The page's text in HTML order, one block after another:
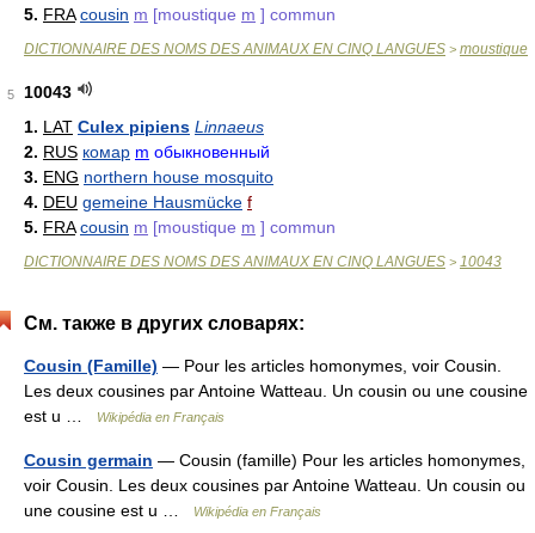
5. FRA cousin m [moustique m ] commun
DICTIONNAIRE DES NOMS DES ANIMAUX EN CINQ LANGUES > moustique
5
10043
1. LAT Culex pipiens Linnaeus
2. RUS комар m обыкновенный
3. ENG northern house mosquito
4. DEU gemeine Hausmücke f
5. FRA cousin m [moustique m ] commun
DICTIONNAIRE DES NOMS DES ANIMAUX EN CINQ LANGUES > 10043
См. также в других словарях:
Cousin (Famille) — Pour les articles homonymes, voir Cousin.
Les deux cousines par Antoine Watteau. Un cousin ou une cousine
est u …
Wikipédia en Français
Cousin germain — Cousin (famille) Pour les articles homonymes,
voir Cousin. Les deux cousines par Antoine Watteau. Un cousin ou
une cousine est u …
Wikipédia en Français